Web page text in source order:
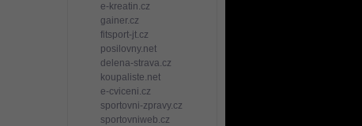
e-kreatin.cz
gainer.cz
fitsport-jt.cz
posilovny.net
delena-strava.cz
koupaliste.net
e-cviceni.cz
sportovni-zpravy.cz
sportovniweb.cz